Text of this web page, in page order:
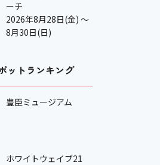
ーチ
2026年8月28日(金) ～
8月30日(日)
ットランキング
豊臣ミュージアム
ホワイトウェイブ21